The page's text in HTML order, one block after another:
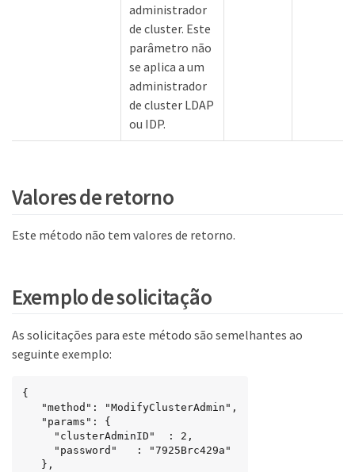
administrador
de cluster. Este
parâmetro não
se aplica a um
administrador
de cluster LDAP
ou IDP.
Valores de retorno
Este método não tem valores de retorno.
Exemplo de solicitação
As solicitações para este método são semelhantes ao
seguinte exemplo:
{